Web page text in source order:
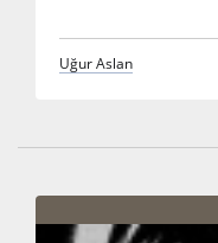
Uğur Aslan